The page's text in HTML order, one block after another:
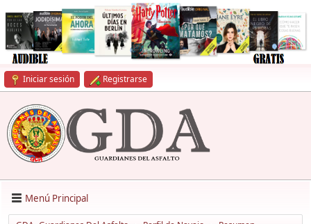
Iniciar sesión Registrarse
Menú Principal